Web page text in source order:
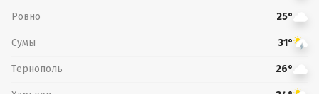
Ровно 25°
Сумы 31°
Тернополь 26°